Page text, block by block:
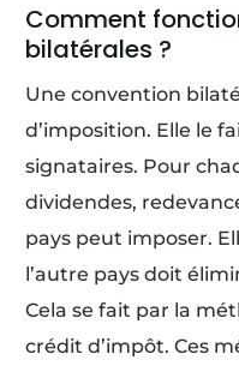
Comment
bilatérales ?
Une convention
d’imposition. Elle le
signataires. Pour
dividendes,
pays peut imposer.
l’autre pays doit
Cela se fait par la
crédit d’impôt. Ces